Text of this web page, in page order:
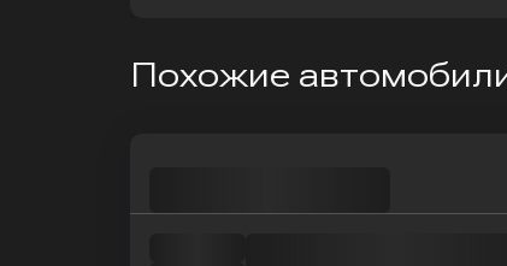
Похожие